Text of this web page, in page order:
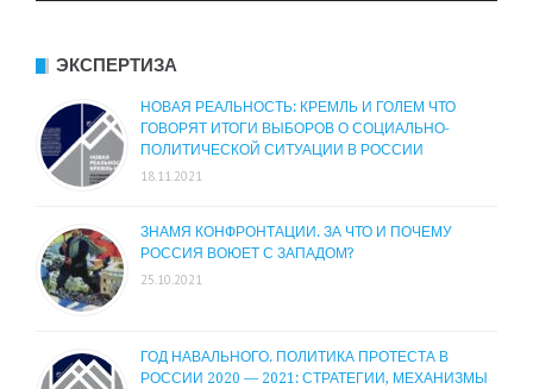
ЭКСПЕРТИЗА
НОВАЯ РЕАЛЬНОСТЬ: КРЕМЛЬ И ГОЛЕМ ЧТО
ГОВОРЯТ ИТОГИ ВЫБОРОВ О СОЦИАЛЬНО-
ПОЛИТИЧЕСКОЙ СИТУАЦИИ В РОССИИ
18.11.2021
ЗНАМЯ КОНФРОНТАЦИИ. ЗА ЧТО И ПОЧЕМУ
РОССИЯ ВОЮЕТ С ЗАПАДОМ?
25.10.2021
ГОД НАВАЛЬНОГО. ПОЛИТИКА ПРОТЕСТА В
РОССИИ 2020 — 2021: СТРАТЕГИИ, МЕХАНИЗМЫ